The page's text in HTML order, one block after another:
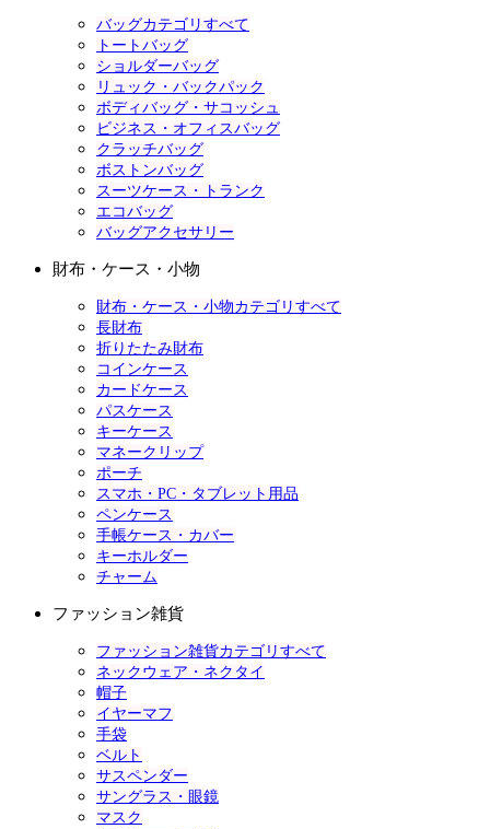
バッグカテゴリすべて
トートバッグ
ショルダーバッグ
リュック・バックパック
ボディバッグ・サコッシュ
ビジネス・オフィスバッグ
クラッチバッグ
ボストンバッグ
スーツケース・トランク
エコバッグ
バッグアクセサリー
財布・ケース・小物
財布・ケース・小物カテゴリすべて
長財布
折りたたみ財布
コインケース
カードケース
パスケース
キーケース
マネークリップ
ポーチ
スマホ・PC・タブレット用品
ペンケース
手帳ケース・カバー
キーホルダー
チャーム
ファッション雑貨
ファッション雑貨カテゴリすべて
ネックウェア・ネクタイ
帽子
イヤーマフ
手袋
ベルト
サスペンダー
サングラス・眼鏡
マスク